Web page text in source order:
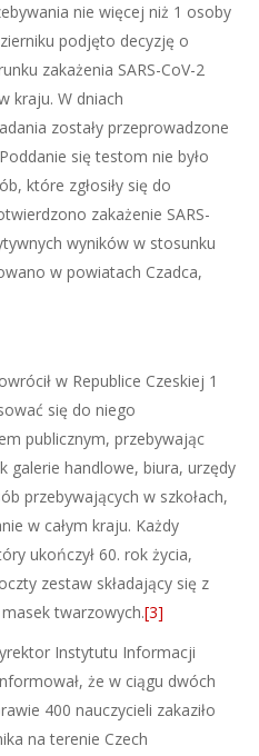
nie więcej niż 1 osoby
podjęto decyzję o
zakażenia SARS-CoV-2
kraju. W dniach
zostały przeprowadzone
się testom nie było
które zgłosiły się do
zakażenie SARS-
wyników w stosunku
w powiatach Czadca,
w Republice Czeskiej 1
się do niego
publicznym, przebywając
galerie handlowe, biura, urzędy
przebywających w szkołach,
w całym kraju. Każdy
ukończył 60. rok życia,
zestaw składający się z
twarzowych.[3]
Instytutu Informacji
że w ciągu dwóch
400 nauczycieli zakaziło
na terenie Czech